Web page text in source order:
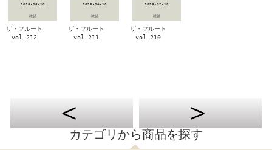
2026-06-10
雑誌
ザ・フルート
vol.212
2026-04-10
雑誌
ザ・フルート
vol.211
2026-02-10
雑誌
ザ・フルート
vol.210
カテゴリから商品を探す